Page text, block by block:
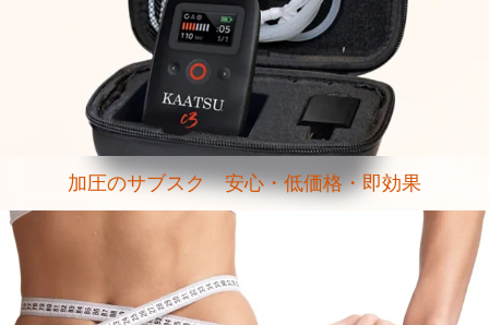
加圧のサブスク 安心・低価格・即効果